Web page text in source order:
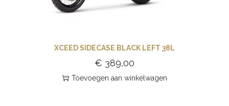
XCEED SIDECASE BLACK LEFT 38L
€ 389,00
Toevoegen aan winkelwagen